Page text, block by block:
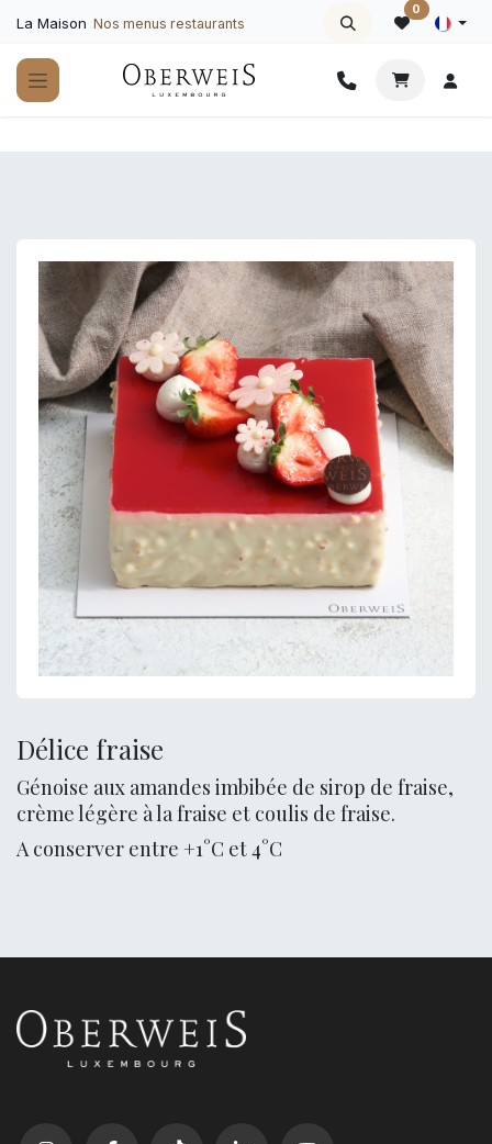
La Maison Nos menus restaurants
0
Délice fraise
Génoise aux amandes imbibée de sirop de fraise,
crème légère à la fraise et coulis de fraise.
A conserver entre +1°C et 4°C